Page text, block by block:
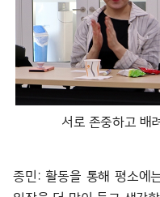
서로 존중하고 배
종민: 활동을 통해 평소에